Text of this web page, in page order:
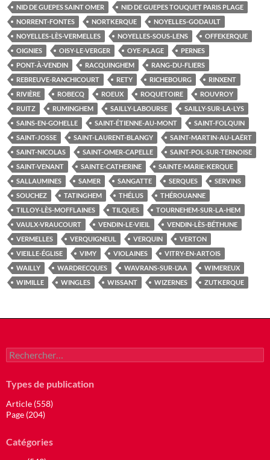
NID DE GUEPES SAINT OMER
NID DE GUEPES TOUQUET PARIS PLAGE
NORRENT-FONTES
NORTKERQUE
NOYELLES-GODAULT
NOYELLES-LÈS-VERMELLES
NOYELLES-SOUS-LENS
OFFEKERQUE
OIGNIES
OISY-LE-VERGER OYE-PLAGE
PERNES
PONT-À-VENDIN
RACQUINGHEM
RANG-DU-FLIERS
REBREUVE-RANCHICOURT
RETY RICHEBOURG
RINXENT
RIVIÈRE
ROBECQ ROEUX ROQUETOIRE
ROUVROY
RUITZ
RUMINGHEM SAILLY-LABOURSE
SAILLY-SUR-LA-LYS
SAINS-EN-GOHELLE
SAINT-ÉTIENNE-AU-MONT
SAINT-FOLQUIN
SAINT-JOSSE
SAINT-LAURENT-BLANGY
SAINT-MARTIN-AU-LAËRT
SAINT-NICOLAS
SAINT-OMER-CAPELLE
SAINT-POL-SUR-TERNOISE
SAINT-VENANT
SAINTE-CATHERINE
SAINTE-MARIE-KERQUE
SALLAUMINES
SAMER SANGATTE SERQUES
SERVINS
SOUCHEZ
TATINGHEM THÉLUS
THÉROUANNE
TILLOY-LÈS-MOFFLAINES
TILQUES
TOURNEHEM-SUR-LA-HEM
VAULX-VRAUCOURT
VENDIN-LE-VIEIL
VENDIN-LÈS-BÉTHUNE
VERMELLES
VERQUIGNEUL VERQUIN
VERTON
VIEILLE-ÉGLISE
VIMY VIOLAINES
VITRY-EN-ARTOIS
WAILLY
WARDRECQUES WAVRANS-SUR-L’AA
WIMEREUX
WIMILLE
WINGLES WISSANT WIZERNES ZUTKERQUE
Rechercher :
Types de publication
Article (558)
Page (204)
Catégories